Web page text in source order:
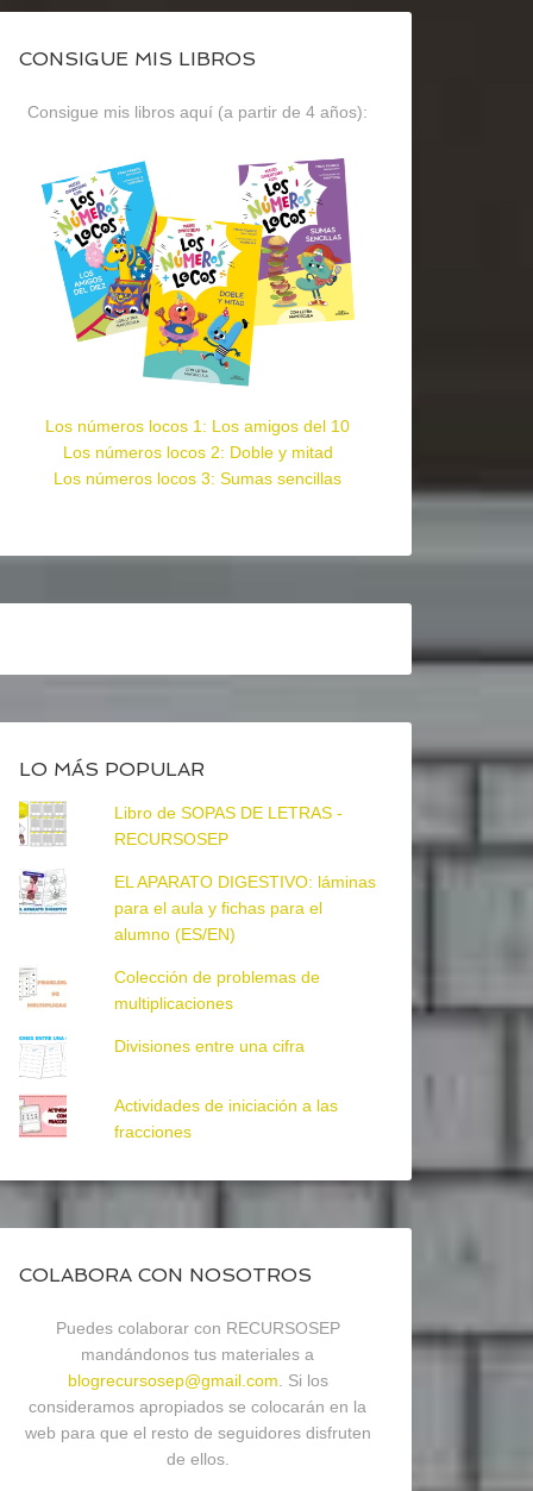
CONSIGUE MIS LIBROS
Consigue mis libros aquí (a partir de 4 años):
Los números locos 1: Los amigos del 10
Los números locos 2: Doble y mitad
Los números locos 3: Sumas sencillas
LO MÁS POPULAR
Libro de SOPAS DE LETRAS -
RECURSOSEP
EL APARATO DIGESTIVO: láminas
para el aula y fichas para el
alumno (ES/EN)
Colección de problemas de
multiplicaciones
Divisiones entre una cifra
Actividades de iniciación a las
fracciones
COLABORA CON NOSOTROS
Puedes colaborar con RECURSOSEP
mandándonos tus materiales a
blogrecursosep@gmail.com . Si los
consideramos apropiados se colocarán en la
web para que el resto de seguidores disfruten
de ellos.